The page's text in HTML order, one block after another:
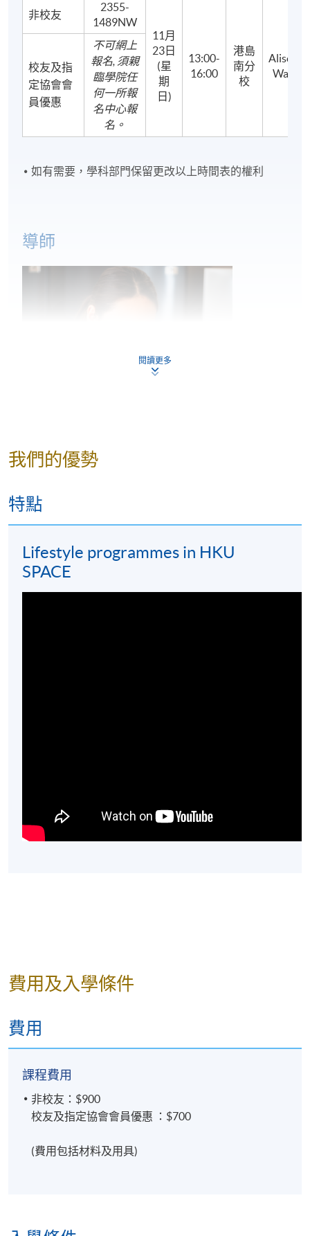
非校友
2355-
1489NW
11月
23日
(星
期
日)
13:00-
16:00
港島
南分
校
Alison
Wah
校友及指
定協會會
員優惠
不可網上
報名, 須親
臨學院任
何一所報
名中心報
名。
如有需要，學科部門保留更改以上時間表的權利
導師
Ms. Alison Wah
圖片來源: 新假期
閱讀更多
我們的優勢
特點
Lifestyle programmes in HKU
SPACE
費用及入學條件
費用
課程費用
非校友：$900
校友及指定協會會員優惠 ：$700
(費用包括材料及用具)